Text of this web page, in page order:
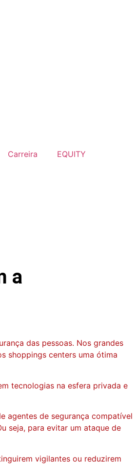
Carreira EQUITY
a
das pessoas. Nos grandes
shoppings centers uma ótima
tecnologias na esfera privada e
agentes de segurança compatível
seja, para evitar um ataque de
vigilantes ou reduzirem